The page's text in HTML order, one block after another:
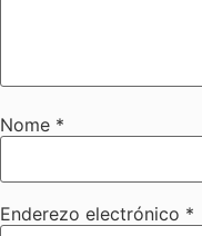
Nome *
Enderezo electrónico *